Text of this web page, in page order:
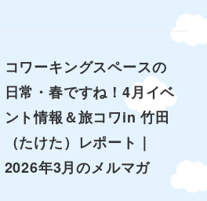
コワーキングスペースの
日常・春ですね！4月イベ
ント情報＆旅コワin 竹田
（たけた）レポート｜
2026年3月のメルマガ